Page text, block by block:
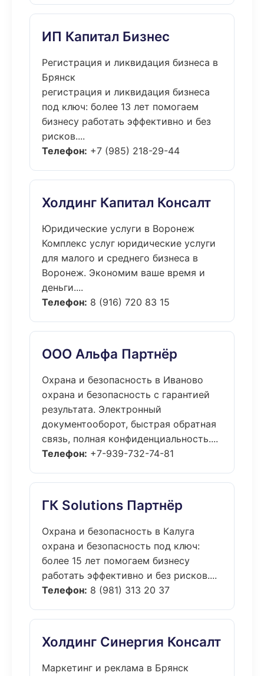
ИП Капитал Бизнес
Регистрация и ликвидация бизнеса в
Брянск
регистрация и ликвидация бизнеса
под ключ: более 13 лет помогаем
бизнесу работать эффективно и без
рисков....
Телефон: +7 (985) 218-29-44
Холдинг Капитал Консалт
Юридические услуги в Воронеж
Комплекс услуг юридические услуги
для малого и среднего бизнеса в
Воронеж. Экономим ваше время и
деньги....
Телефон: 8 (916) 720 83 15
ООО Альфа Партнёр
Охрана и безопасность в Иваново
охрана и безопасность с гарантией
результата. Электронный
документооборот, быстрая обратная
связь, полная конфиденциальность....
Телефон: +7-939-732-74-81
ГК Solutions Партнёр
Охрана и безопасность в Калуга
охрана и безопасность под ключ:
более 15 лет помогаем бизнесу
работать эффективно и без рисков....
Телефон: 8 (981) 313 20 37
Холдинг Синергия Консалт
Маркетинг и реклама в Брянск